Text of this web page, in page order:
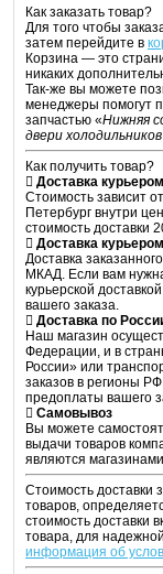
Как заказать товар?
Для того чтобы
затем перейдите в
Корзина — это
никаких
Так-же вы можете
менеджеры помогут
запчастью «Нижняя
двери
Как получить товар?
Доставка
Стоимость зависит
Петербург внутри
стоимость доставки
Доставка
Доставка
МКАД. Если вам
курьерской
вашего заказа.
Доставка по
Наш магазин
Федерации, и в
России» или
заказов в регионы
предоплаты вашего
Самовывоз
Вы можете
выдачи товаров
являются
Стоимость доставки
товаров,
стоимость доставки
товара, для
информация об